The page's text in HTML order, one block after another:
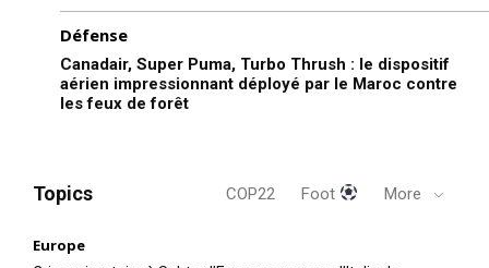
Défense
Canadair, Super Puma, Turbo Thrush : le dispositif
aérien impressionnant déployé par le Maroc contre
les feux de forêt
Topics COP22 Foot More
Europe